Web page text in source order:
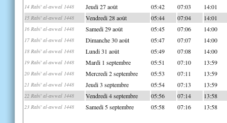
14 Rabi' al-awwal 1448 Jeudi 27 août 05:42 07:03 14:01
15 Rabi' al-awwal 1448 Vendredi 28 août 05:44 07:04 14:01
16 Rabi' al-awwal 1448 Samedi 29 août 05:45 07:06 14:00
17 Rabi' al-awwal 1448 Dimanche 30 août 05:47 07:07 14:00
18 Rabi' al-awwal 1448 Lundi 31 août 05:49 07:08 14:00
19 Rabi' al-awwal 1448 Mardi 1 septembre 05:51 07:10 13:59
20 Rabi' al-awwal 1448 Mercredi 2 septembre 05:53 07:11 13:59
21 Rabi' al-awwal 1448 Jeudi 3 septembre 05:54 07:13 13:59
22 Rabi' al-awwal 1448 Vendredi 4 septembre 05:56 07:14 13:58
23 Rabi' al-awwal 1448 Samedi 5 septembre 05:58 07:16 13:58